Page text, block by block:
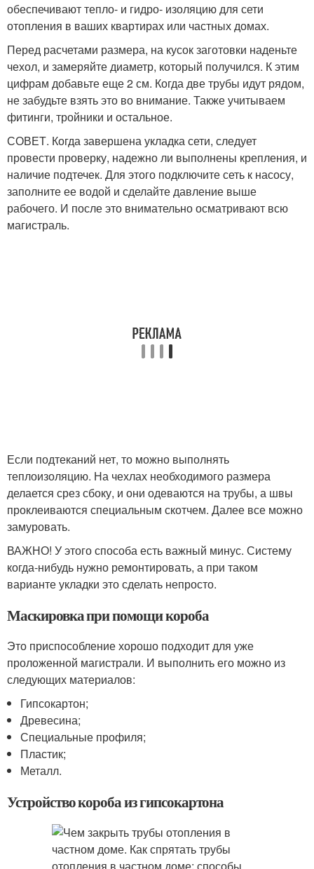
обеспечивают тепло- и гидро- изоляцию для сети
отопления в ваших квартирах или частных домах.
Перед расчетами размера, на кусок заготовки наденьте
чехол, и замеряйте диаметр, который получился. К этим
цифрам добавьте еще 2 см. Когда две трубы идут рядом,
не забудьте взять это во внимание. Также учитываем
фитинги, тройники и остальное.
СОВЕТ. Когда завершена укладка сети, следует
провести проверку, надежно ли выполнены крепления, и
наличие подтечек. Для этого подключите сеть к насосу,
заполните ее водой и сделайте давление выше
рабочего. И после это внимательно осматривают всю
магистраль.
Если подтеканий нет, то можно выполнять
теплоизоляцию. На чехлах необходимого размера
делается срез сбоку, и они одеваются на трубы, а швы
проклеиваются специальным скотчем. Далее все можно
замуровать.
ВАЖНО! У этого способа есть важный минус. Систему
когда-нибудь нужно ремонтировать, а при таком
варианте укладки это сделать непросто.
Маскировка при помощи короба
Это приспособление хорошо подходит для уже
проложенной магистрали. И выполнить его можно из
следующих материалов:
Гипсокартон;
Древесина;
Специальные профиля;
Пластик;
Металл.
Устройство короба из гипсокартона